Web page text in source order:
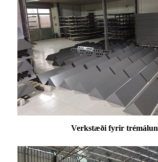
Verkstæði fyrir trémálun